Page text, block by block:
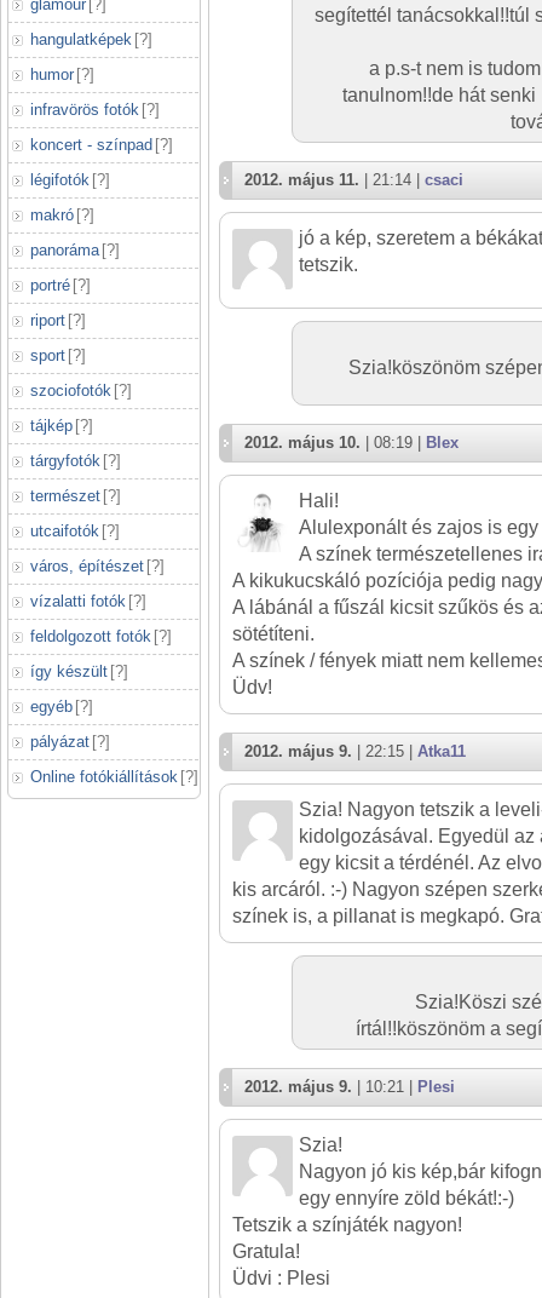
glamour [?]
hangulatképek [?]
humor [?]
infravörös fotók [?]
koncert - színpad [?]
légifotók [?]
makró [?]
panoráma [?]
portré [?]
riport [?]
sport [?]
szociofotók [?]
tájkép [?]
tárgyfotók [?]
természet [?]
utcaifotók [?]
város, építészet [?]
vízalatti fotók [?]
feldolgozott fotók [?]
így készült [?]
egyéb [?]
pályázat [?]
Online fotókiállítások [?]
segítettél tanácsokkal!!túl
a p.s-t nem is
tanulnom!!de hát
2012. május 11. | 21:14 | csaci
jó a kép, szeretem a
tetszik.
Szia!köszönöm
2012. május 10. | 08:19 | Blex
Hali!
Alulexponált és zajos is egy
A színek természetellenes
A kikukucskáló pozíciója pedig
A lábánál a fűszál kicsit szűkös és
sötétíteni.
A színek / fények miatt nem
Üdv!
2012. május 9. | 22:15 | Atka11
Szia! Nagyon tetszik a
kidolgozásával. Egyedül az
egy kicsit a térdénél. Az
kis arcáról. :-) Nagyon szépen
színek is, a pillanat is megkapó.
Szia!Köszi
írtál!!köszönöm a
2012. május 9. | 10:21 | Plesi
Szia!
Nagyon jó kis kép,bár
egy ennyíre zöld békát!:-)
Tetszik a színjáték nagyon!
Gratula!
Üdvi : Plesi